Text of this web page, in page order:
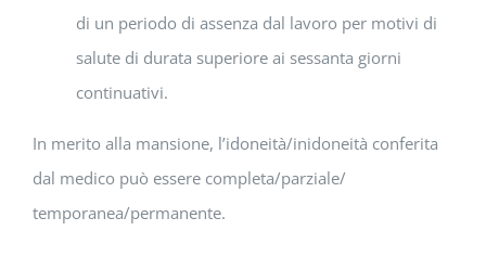
di un periodo di assenza dal lavoro per motivi di
salute di durata superiore ai sessanta giorni
continuativi.
In merito alla mansione, l’idoneità/inidoneità conferita
dal medico può essere completa/parziale/
temporanea/permanente.